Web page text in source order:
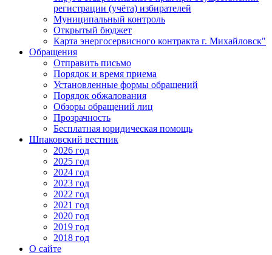
регистрации (учёта) избирателей
Муниципальный контроль
Открытый бюджет
Карта энергосервисного контракта г. Михайловск"
Обращения
Отправить письмо
Порядок и время приема
Установленные формы обращений
Порядок обжалования
Обзоры обращений лиц
Прозрачность
Бесплатная юридическая помощь
Шпаковский вестник
2026 год
2025 год
2024 год
2023 год
2022 год
2021 год
2020 год
2019 год
2018 год
О сайте